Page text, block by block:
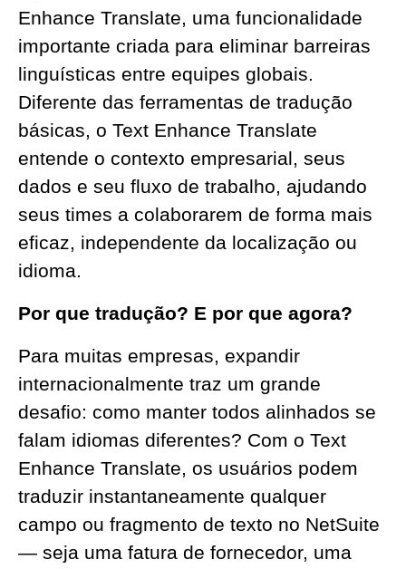
Enhance Translate, uma funcionalidade
importante criada para eliminar barreiras
linguísticas entre equipes globais.
Diferente das ferramentas de tradução
básicas, o Text Enhance Translate
entende o contexto empresarial, seus
dados e seu fluxo de trabalho, ajudando
seus times a colaborarem de forma mais
eficaz, independente da localização ou
idioma.
Por que tradução? E por que agora?
Para muitas empresas, expandir
internacionalmente traz um grande
desafio: como manter todos alinhados se
falam idiomas diferentes? Com o Text
Enhance Translate, os usuários podem
traduzir instantaneamente qualquer
campo ou fragmento de texto no NetSuite
— seja uma fatura de fornecedor, uma